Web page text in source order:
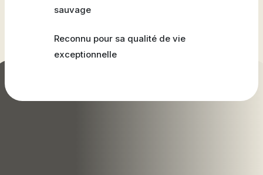
sauvage
Reconnu pour sa qualité de vie
exceptionnelle